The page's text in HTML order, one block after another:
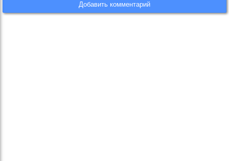
Добавить комментарий